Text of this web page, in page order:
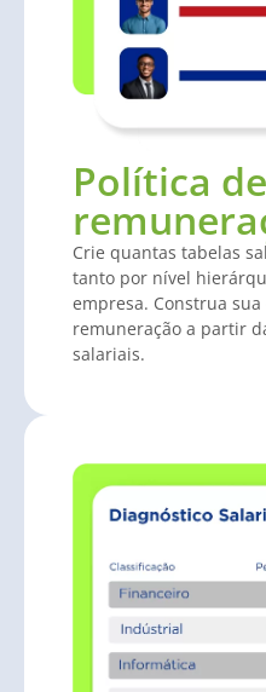
Política de
Crie quantas tabelas
tanto por nível
empresa. Construa
remuneração a partir
salariais.